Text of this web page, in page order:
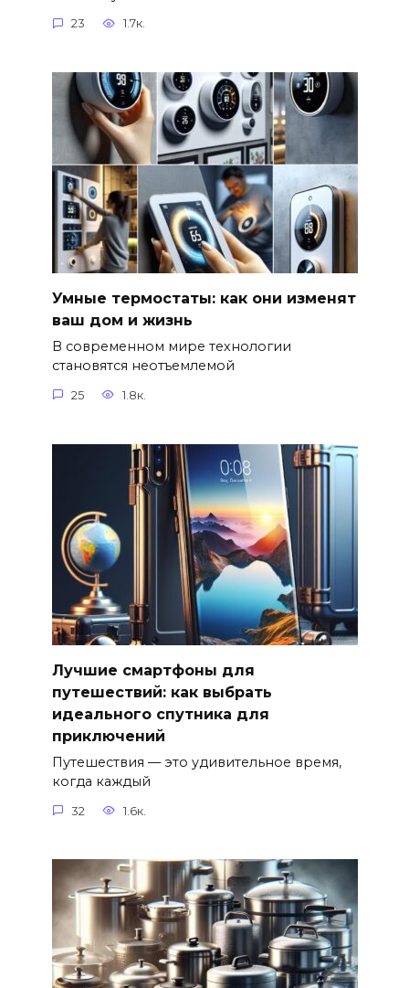
23 1.7к.
Умные термостаты: как они изменят
ваш дом и жизнь
В современном мире технологии
становятся неотъемлемой
25 1.8к.
Лучшие смартфоны для
путешествий: как выбрать
идеального спутника для
приключений
Путешествия — это удивительное время,
когда каждый
32 1.6к.